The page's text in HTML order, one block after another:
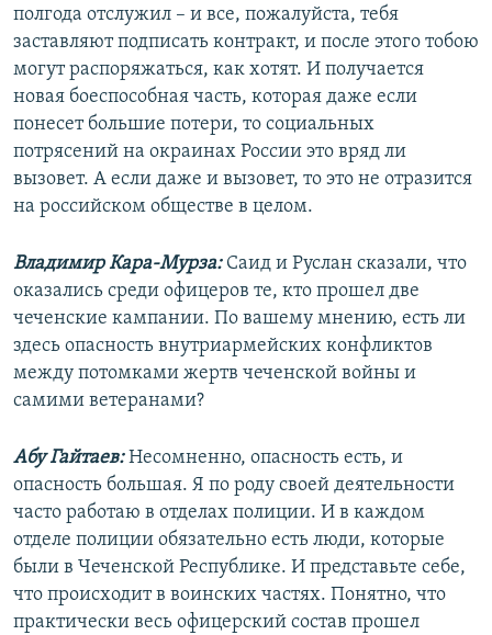
полгода отслужил – и все, пожалуйста, тебя
заставляют подписать контракт, и после этого тобою
могут распоряжаться, как хотят. И получается
новая боеспособная часть, которая даже если
понесет большие потери, то социальных
потрясений на окраинах России это вряд ли
вызовет. А если даже и вызовет, то это не отразится
на российском обществе в целом.
Владимир Кара-Мурза: Саид и Руслан сказали, что
оказались среди офицеров те, кто прошел две
чеченские кампании. По вашему мнению, есть ли
здесь опасность внутриармейских конфликтов
между потомками жертв чеченской войны и
самими ветеранами?
Абу Гайтаев:Несомненно, опасность есть, и
опасность большая. Я по роду своей деятельности
часто работаю в отделах полиции. И в каждом
отделе полиции обязательно есть люди, которые
были в Чеченской Республике. И представьте себе,
что происходит в воинских частях. Понятно, что
практически весь офицерский состав прошел